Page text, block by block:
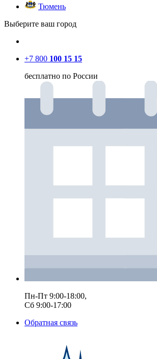
Тюмень
Выберите ваш город
+7 800 100 15 15
бесплатно по России
Пн-Пт 9:00-18:00,
Сб 9:00-17:00
Обратная связь